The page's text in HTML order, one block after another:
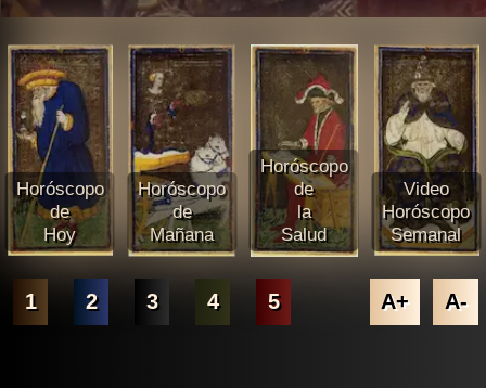
Horóscopo
de
Hoy
Horóscopo
de
Mañana
Horóscopo
de
la
Salud
Video
Horóscopo
Semanal
1 2 3 4 5 A+ A-